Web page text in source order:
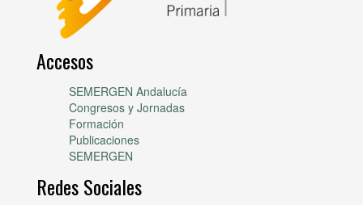
Accesos
SEMERGEN Andalucía
Congresos y Jornadas
Formación
Publicaciones
SEMERGEN
Redes Sociales